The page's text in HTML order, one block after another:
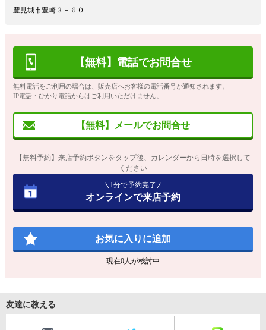
豊見城市豊崎３－６０
【無料】電話でお問合せ
無料電話をご利用の場合は、販売店へお客様の電話番号が通知されます。
IP電話・ひかり電話からはご利用いただけません。
【無料】メールでお問合せ
【無料予約】来店予約ボタンをタップ後、カレンダーから日時を選択して
ください
1分で予約完了
オンラインで来店予約
お気に入りに追加
現在0人が検討中
友達に教える